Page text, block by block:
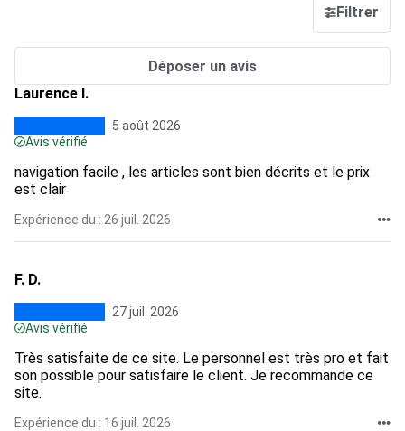
Filtrer
Déposer un avis
Laurence I.
5 août 2026
Avis vérifié
navigation facile , les articles sont bien décrits et le prix
est clair
Expérience du : 26 juil. 2026
F. D.
27 juil. 2026
Avis vérifié
Très satisfaite de ce site. Le personnel est très pro et fait
son possible pour satisfaire le client. Je recommande ce
site.
Expérience du : 16 juil. 2026